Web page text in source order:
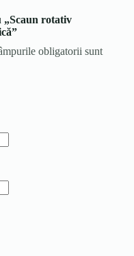
„Scaun rotativ
obligatorii sunt